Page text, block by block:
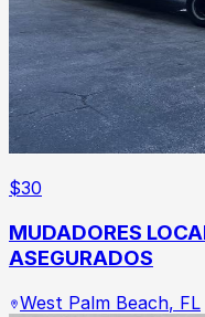
$30
MUDADORES
ASEGURADOS
West Palm Beach, FL